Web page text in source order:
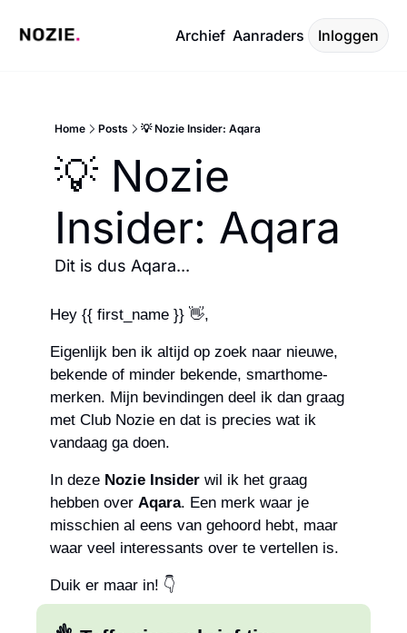
Archief Aanraders Inloggen
Home Posts 💡 Nozie Insider: Aqara
💡 Nozie
Insider: Aqara
Dit is dus Aqara...
Hey {{ first_name }} 👋,
Eigenlijk ben ik altijd op zoek naar nieuwe,
bekende of minder bekende, smarthome-
merken. Mijn bevindingen deel ik dan graag
met Club Nozie en dat is precies wat ik
vandaag ga doen.
In deze Nozie Insider wil ik het graag
hebben over Aqara. Een merk waar je
misschien al eens van gehoord hebt, maar
waar veel interessants over te vertellen is.
Duik er maar in! 👇